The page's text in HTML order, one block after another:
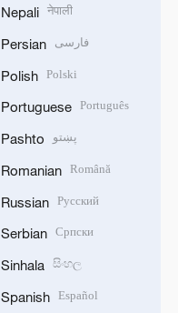
Nepali नेपाली
Persian فارسی
Polish Polski
Portuguese Português
Pashto پښتو
Romanian Română
Russian Русский
Serbian Српски
Sinhala සිංහල
Spanish Español